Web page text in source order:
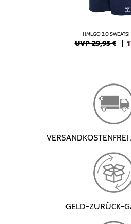
HMLGO 2.0
UVP 29,95 € |
GELD-ZURÜCK-